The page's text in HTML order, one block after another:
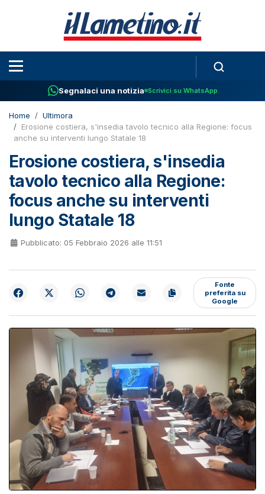
Segnalaci una notizia Scrivici su WhatsApp
Home
Ultimora
Erosione costiera, s'insedia tavolo tecnico alla Regione: focus
anche su interventi lungo Statale 18
Erosione costiera, s'insedia
tavolo tecnico alla Regione:
focus anche su interventi
lungo Statale 18
Pubblicato: 05 Febbraio 2026 alle 11:51
Fonte
preferita su
Google